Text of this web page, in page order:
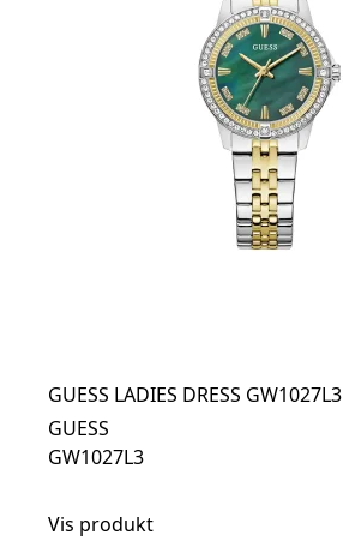
GUESS LADIES DRESS GW1027L3
GUESS
GW1027L3
Vis produkt